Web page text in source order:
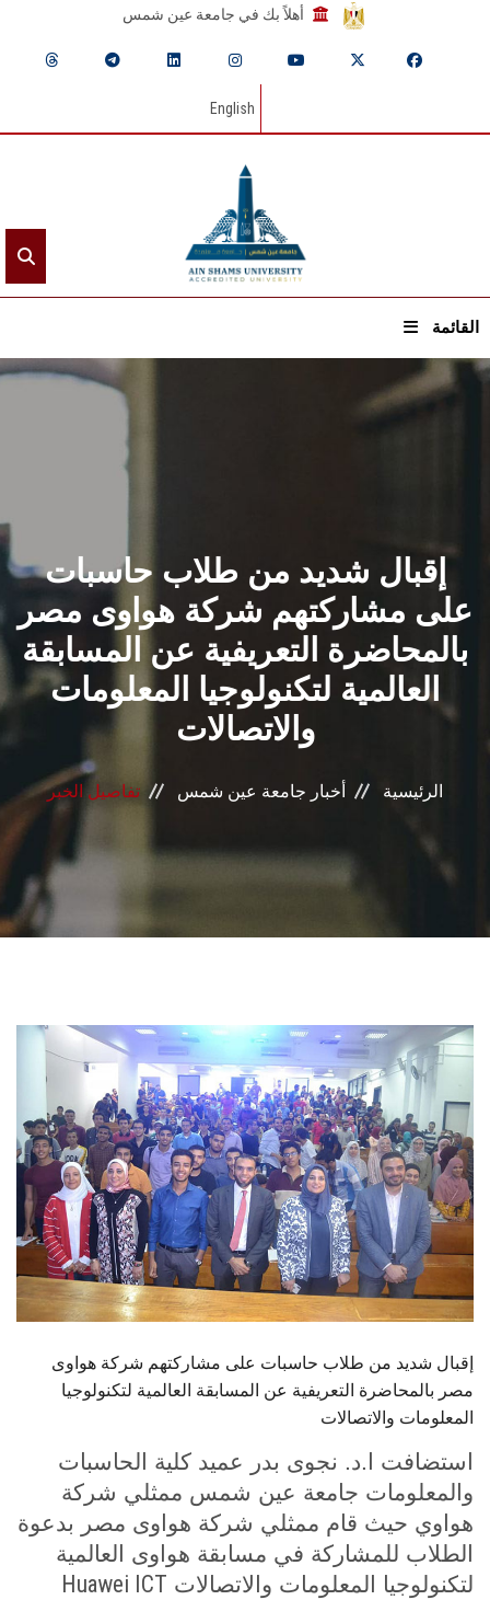
أهلاً بك في جامعة عين شمس
English
القائمة
الشئون الأكاديمية
البحث العلمي
الرعاية الصحية
المراكز والوحدات
الأنظمة الذكية
الإعلام
تواصل معنا
هيئة التدريس
الدراسات العليا
الخريجين
الموظفون
الزائـرون
سجل الان
إقبال شديد من طلاب حاسبات
على مشاركتهم شركة هواوى مصر
بالمحاضرة التعريفية عن المسابقة
العالمية لتكنولوجيا المعلومات
والاتصالات
الرئيسية أخبار جامعة عين شمس تفاصيل الخبر
إقبال شديد من طلاب حاسبات على مشاركتهم شركة هواوى
مصر بالمحاضرة التعريفية عن المسابقة العالمية لتكنولوجيا
المعلومات والاتصالات
استضافت ا.د. نجوى بدر عميد كلية الحاسبات
والمعلومات جامعة عين شمس ممثلي شركة
هواوي حيث قام ممثلي شركة هواوى مصر بدعوة
الطلاب للمشاركة في مسابقة هواوى العالمية
لتكنولوجيا المعلومات والاتصالات Huawei ICT